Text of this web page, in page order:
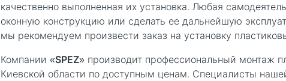
качественно выполненная их установка. Любая
оконную конструкцию или сделать ее дальнейшую
мы рекомендуем произвести заказ на установку
Компании «SPEZ» производит профессиональный монтаж
Киевской области по доступным ценам. Специалисты